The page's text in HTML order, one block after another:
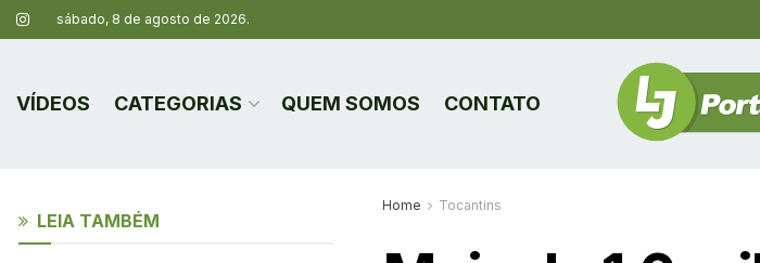
sábado, 8 de agosto de 2026.
VÍDEOS CATEGORIAS QUEM SOMOS CONTATO
Home Tocantins
LEIA TAMBÉM